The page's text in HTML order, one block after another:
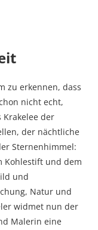
zu erkennen, dass
nicht echt,
Krakelee der
der nächtliche
Sternenhimmel:
Kohlestift und dem
und
Natur und
widmet nun der
Malerin eine